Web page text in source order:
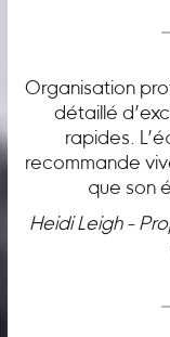
Organisation
détaillé
rapides.
recommande
que son
Heidi Leigh -